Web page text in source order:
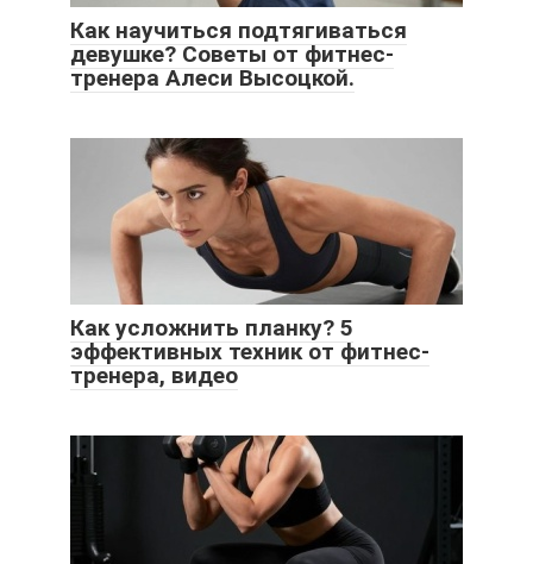
Как научиться подтягиваться
девушке? Советы от фитнес-
тренера Алеси Высоцкой.
Как усложнить планку? 5
эффективных техник от фитнес-
тренера, видео